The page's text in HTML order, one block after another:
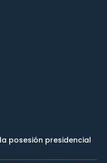
posesión presidencial